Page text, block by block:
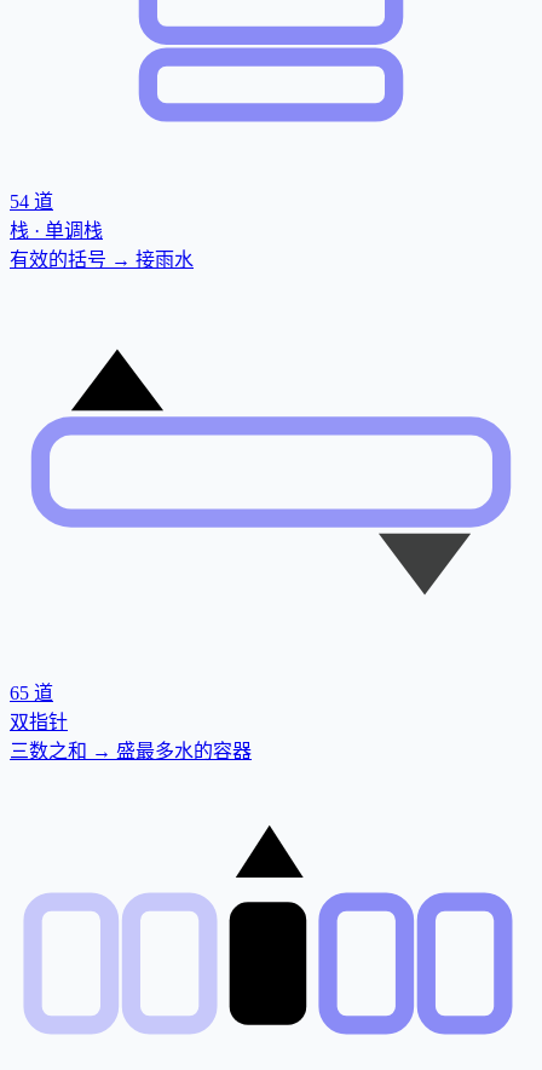
54 道
栈 · 单调栈
有效的括号 → 接雨水
65 道
双指针
三数之和 → 盛最多水的容器